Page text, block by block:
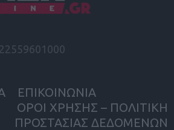
ΕΠΙΚΟΙΝΩΝΙΑ
ΟΡΟΙ ΧΡΗΣΗΣ – ΠΟΛΙΤΙΚΗ
ΠΡΟΣΤΑΣΙΑΣ ΔΕΔΟΜΕΝΩΝ